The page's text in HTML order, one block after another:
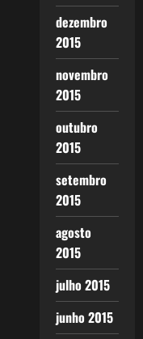
dezembro
2015
novembro
2015
outubro
2015
setembro
2015
agosto
2015
julho 2015
junho 2015